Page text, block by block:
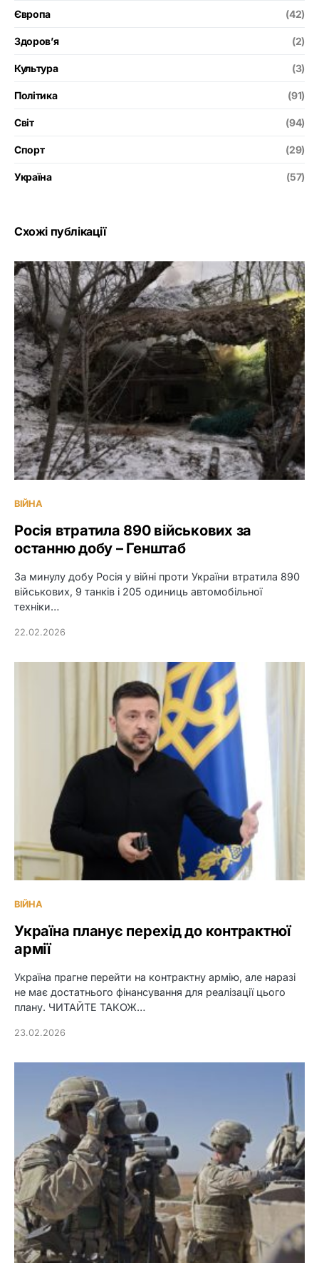
Європа (42)
Здоров’я (2)
Культура (3)
Політика (91)
Світ (94)
Спорт (29)
Україна (57)
Схожі публікації
ВІЙНА
Росія втратила 890 військових за
останню добу – Генштаб
За минулу добу Росія у війні проти України втратила 890
військових, 9 танків і 205 одиниць автомобільної
техніки…
22.02.2026
ВІЙНА
Україна планує перехід до контрактної
армії
Україна прагне перейти на контрактну армію, але наразі
не має достатнього фінансування для реалізації цього
плану. ЧИТАЙТЕ ТАКОЖ…
23.02.2026